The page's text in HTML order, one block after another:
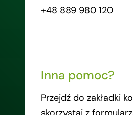
+48 889 980 120
Inna pomoc?
Przejdź do zakładki